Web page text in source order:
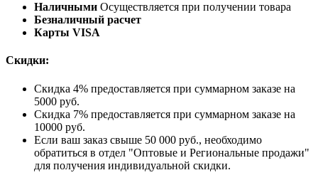
Наличными Осуществляется при получении товара
Безналичный расчет
Карты VISA
Скидки:
Скидка 4% предоставляется при суммарном заказе на
5000 руб.
Скидка 7% предоставляется при суммарном заказе на
10000 руб.
Если ваш заказ свыше 50 000 руб., необходимо
обратиться в отдел "Оптовые и Региональные продажи"
для получения индивидуальной скидки.